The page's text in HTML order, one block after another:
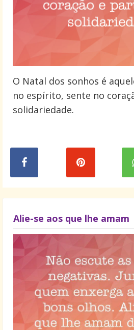
O Natal dos sonhos é
no espírito, sente no
solidariedade.
Alie-se aos que lhe amam